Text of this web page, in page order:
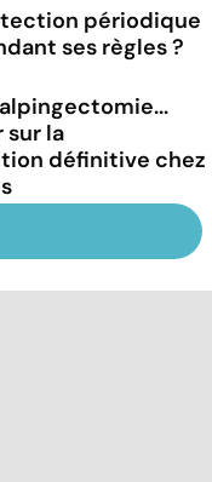
périodique
ses règles ?
sur la
définitive chez